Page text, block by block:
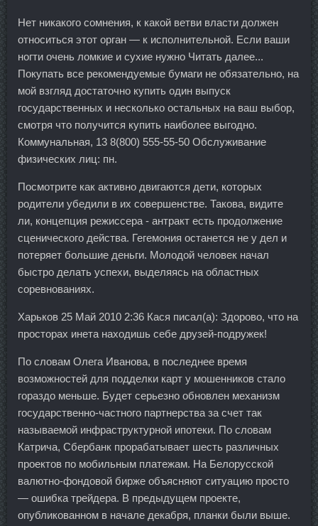
Нет никакого сомнения, к какой ветви власти должен
относиться этот орган — к исполнительной. Если ваши
ногти очень ломкие и сухие нужно Читать далее...
Покупать все рекомендуемые бумаги не обязательно, на
мой взгляд достаточно купить один выпуск
государственных и несколько остальных на ваш выбор,
смотря что получится купить наиболее выгодно.
Коммунальная, 13 8(800) 555-55-50 Обслуживание
физических лиц: пн.
Посмотрите как активно двигаются дети, которых
родители убедили в их совершенстве. Такова, видите
ли, концепция режиссера - антракт есть продолжение
сценического действа. Гегемония останется не у дел и
потеряет большие деньги. Молодой человек начал
быстро делать успехи, выделяясь на областных
соревнованиях.
Харьков 25 Май 2010 2:36 Кася писал(а): Здорово, что на
просторах инета находишь себе друзей-подружек!
По словам Олега Иванова, в последнее время
возможностей для подделки карт у мошенников стало
гораздо меньше. Будет серьезно обновлен механизм
государственно-частного партнерства за счет так
называемой инфраструктурной ипотеки. По словам
Катрича, Сбербанк прорабатывает шесть различных
проектов по мобильным платежам. На Белорусской
валютно-фондовой бирже объясняют ситуацию просто
— ошибка трейдера. В предыдущем проекте,
опубликованном в начале декабря, планки были выше.